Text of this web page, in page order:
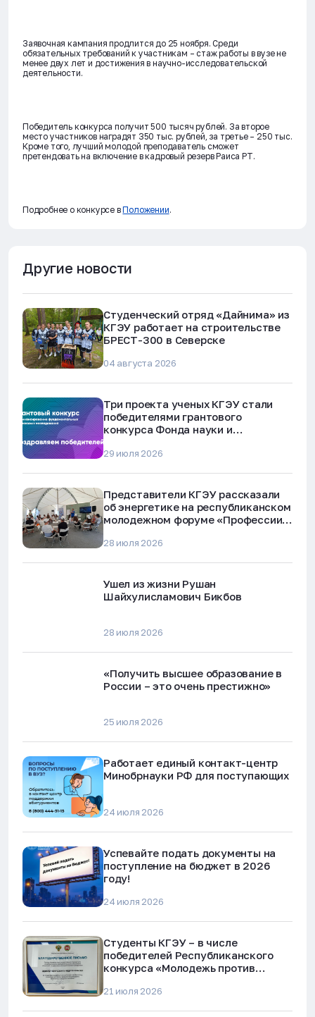
Заявочная кампания продлится до 25 ноября. Среди
обязательных требований к участникам – стаж работы в вузе не
менее двух лет и достижения в научно-исследовательской
деятельности.
Победитель конкурса получит 500 тысяч рублей. За второе
место участников наградят 350 тыс. рублей, за третье – 250 тыс.
Кроме того, лучший молодой преподаватель сможет
претендовать на включение в кадровый резерв Раиса РТ.
Подробнее о конкурсе вПоложении.
Другие новости
Студенческий отряд «Дайнима» из
КГЭУ работает на строительстве
БРЕСТ-300 в Северске
04 августа 2026
Три проекта ученых КГЭУ стали
победителями грантового
конкурса Фонда науки и
29 июля 2026
Представители КГЭУ рассказали
об энергетике на республиканском
молодежном форуме «Профессии
28 июля 2026
Ушел из жизни Рушан
Шайхулисламович Бикбов
28 июля 2026
«Получить высшее образование в
России – это очень престижно»
25 июля 2026
Работает единый контакт-центр
Минобрнауки РФ для поступающих
24 июля 2026
Успевайте подать документы на
поступление на бюджет в 2026
году!
24 июля 2026
Студенты КГЭУ – в числе
победителей Республиканского
конкурса «Молодежь против
мошенничества»
21 июля 2026